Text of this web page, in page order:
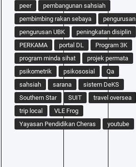
peer
pembangunan sahsiah
pembimbing rakan sebaya
pengurusan
pengurusan UBK
peningkatan disiplin
PERKAMA
portal DL
Program 3K
program minda sihat
projek permata
psikometrik
psikososial
Qa
sahsiah
sarana
sistem DeKS
Southern Star
SUIT
travel oversea
trip local
VLE Frog
Yayasan Pendidikan Cheras
youtube